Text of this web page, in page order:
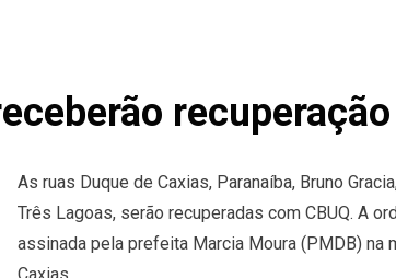
As ruas Duque de Caxias, Paranaíba, Bruno
Três Lagoas, serão recuperadas com CBUQ. A
assinada pela prefeita Marcia Moura (PMDB) na